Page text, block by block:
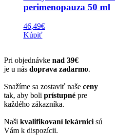
perimenopauza 50 ml
46,49€
Kúpiť
Pri objednávke nad 39€
je u nás doprava zadarmo.
Snažíme sa zostaviť naše ceny
tak, aby boli prístupné pre
každého zákazníka.
Naši kvalifikovaní lekárnici sú
Vám k dispozícii.